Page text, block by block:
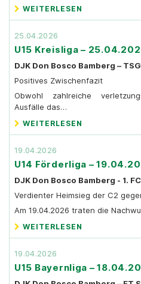
WEITERLESEN
25.04.2026
U15 Kreisliga –
DJK Don Bosco Bamberg –
Positives Zwischenfazit
Obwohl zahlreiche
Ausfälle das…
WEITERLESEN
19.04.2026
U14 Förderliga –
DJK Don Bosco Bamberg - 1.
Verdienter Heimsieg der C2
Am 19.04.2026 traten die
WEITERLESEN
19.04.2026
U15 Bayernliga –